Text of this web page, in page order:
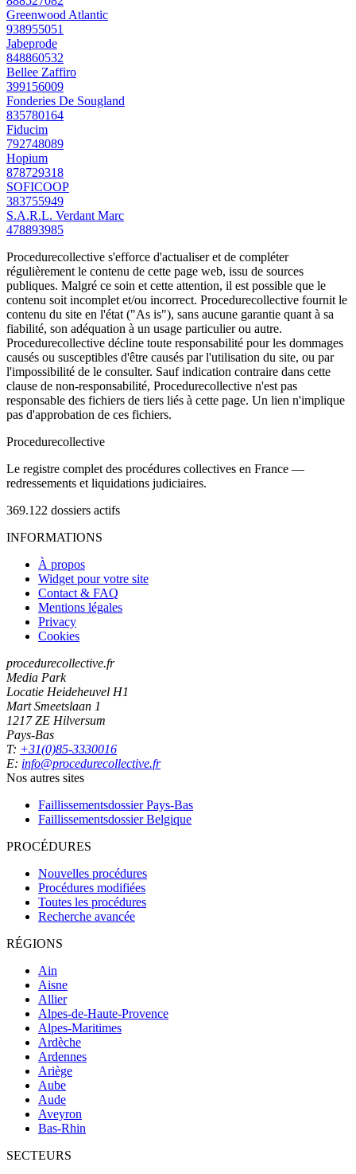
Greenwood Atlantic
938955051
Jabeprode
848860532
Bellee Zaffiro
399156009
Fonderies De Sougland
835780164
Fiducim
792748089
Hopium
878729318
SOFICOOP
383755949
S.A.R.L. Verdant Marc
478893985
Procedurecollective s'efforce d'actualiser et de compléter
régulièrement le contenu de cette page web, issu de sources
publiques. Malgré ce soin et cette attention, il est possible que le
contenu soit incomplet et/ou incorrect. Procedurecollective fournit le
contenu du site en l'état ("As is"), sans aucune garantie quant à sa
fiabilité, son adéquation à un usage particulier ou autre.
Procedurecollective décline toute responsabilité pour les dommages
causés ou susceptibles d'être causés par l'utilisation du site, ou par
l'impossibilité de le consulter. Sauf indication contraire dans cette
clause de non-responsabilité, Procedurecollective n'est pas
responsable des fichiers de tiers liés à cette page. Un lien n'implique
pas d'approbation de ces fichiers.
Procedurecollective
Le registre complet des procédures collectives en France —
redressements et liquidations judiciaires.
369.122 dossiers actifs
INFORMATIONS
À propos
Widget pour votre site
Contact & FAQ
Mentions légales
Privacy
Cookies
procedurecollective.fr
Media Park
Locatie Heideheuvel H1
Mart Smeetslaan 1
1217 ZE Hilversum
Pays-Bas
T: +31(0)85-3330016
E: info@procedurecollective.fr
Nos autres sites
Faillissementsdossier Pays-Bas
Faillissementsdossier Belgique
PROCÉDURES
Nouvelles procédures
Procédures modifiées
Toutes les procédures
Recherche avancée
RÉGIONS
Ain
Aisne
Allier
Alpes-de-Haute-Provence
Alpes-Maritimes
Ardèche
Ardennes
Ariège
Aube
Aude
Aveyron
Bas-Rhin
SECTEURS